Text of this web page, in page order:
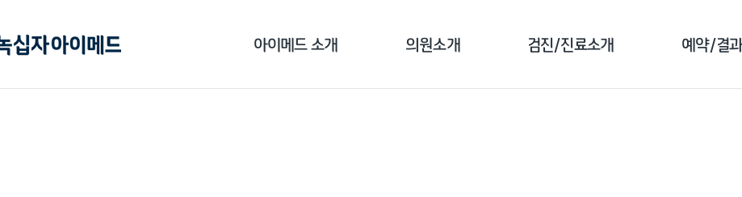
아이메드 소개 의원소개 검진/진료소개 예약/결